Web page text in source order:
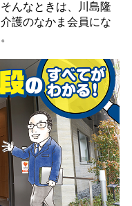
んなときは、川島隆
護のなかま会員にな